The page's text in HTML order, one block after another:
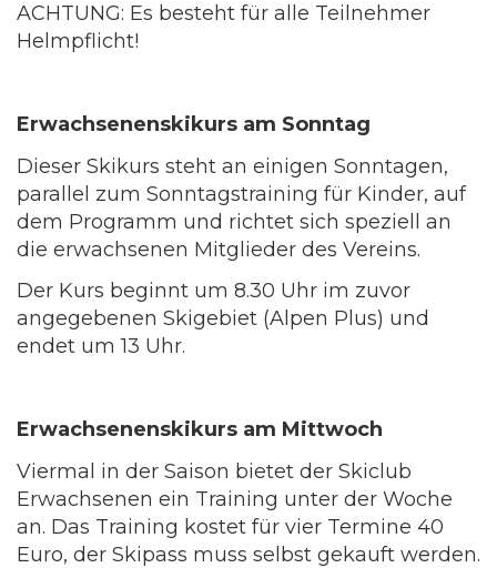
ACHTUNG: Es besteht für alle Teilnehmer
Helmpflicht!
Erwachsenenskikurs am Sonntag
Dieser Skikurs steht an einigen Sonntagen,
parallel zum Sonntagstraining für Kinder, auf
dem Programm und richtet sich speziell an
die erwachsenen Mitglieder des Vereins.
Der Kurs beginnt um 8.30 Uhr im zuvor
angegebenen Skigebiet (Alpen Plus) und
endet um 13 Uhr.
Erwachsenenskikurs am Mittwoch
Viermal in der Saison bietet der Skiclub
Erwachsenen ein Training unter der Woche
an. Das Training kostet für vier Termine 40
Euro, der Skipass muss selbst gekauft werden.